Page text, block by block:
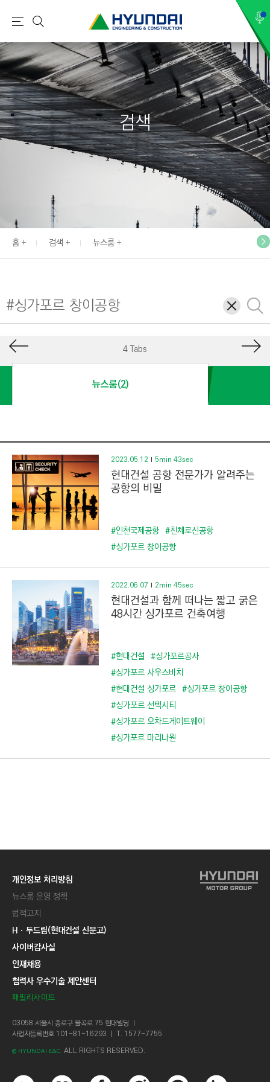
현
건
설
(
H
Y
U
N
E
N
N
E
I
N
O
N
S
T
R
U
N
)
메
뉴
검
색
검색
홈 검색 뉴스룸
삭
제
검
색
4 Tabs
뉴스룸(2)
2023.05.12 5min 43sec
현대건설 공항 전문가가 알려주는
공항의 비밀
#인천국제공항 #친체로신공항
#싱가포르 창이공항
2022.06.07 2min 45sec
현대건설과 함께 떠나는 짧고 굵은
48시간 싱가포르 건축여행
#현대건설 #싱가포르공사
#싱가포르 사우스비치
#현대건설 싱가포르 #싱가포르 창이공항
#싱가포르 선텍시티
#싱가포르 오차드게이트웨이
#싱가포르 마리나원
개인정보 처리방침
뉴스룸 운영 정책
법적고지
Hㆍ두드림(현대건설 신문고)
사이버감사실
인재채용
협력사 우수기술 제안센터
패밀리사이트
03058 서울시 종로구 율곡로 75 현대빌딩 ㅣ
사업자등록번호 101-81-16293 ㅣ T. 1577-7755
© HYUNDAI E&C. ALL RIGHTS RESERVED.